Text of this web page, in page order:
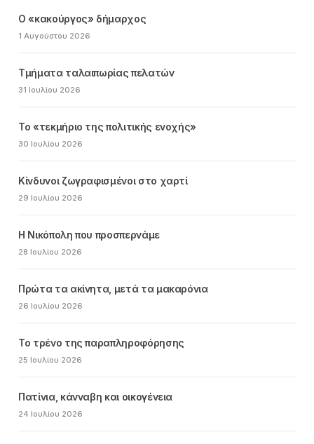
Ο «κακούργος» δήμαρχος
1 Αυγούστου 2026
Τμήματα ταλαιπωρίας πελατών
31 Ιουλίου 2026
Το «τεκμήριο της πολιτικής ενοχής»
30 Ιουλίου 2026
Κίνδυνοι ζωγραφισμένοι στο χαρτί
29 Ιουλίου 2026
Η Νικόπολη που προσπερνάμε
28 Ιουλίου 2026
Πρώτα τα ακίνητα, μετά τα μακαρόνια
26 Ιουλίου 2026
Το τρένο της παραπληροφόρησης
25 Ιουλίου 2026
Πατίνια, κάνναβη και οικογένεια
24 Ιουλίου 2026